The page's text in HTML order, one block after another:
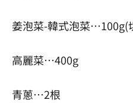
姜泡菜-韓式泡菜…100g(
高麗菜…400g
青蔥…2根